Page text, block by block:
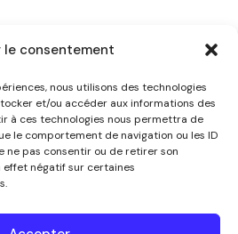
le consentement
nous utilisons des technologies
et/ou accéder aux informations des
à ces technologies nous permettra de
le comportement de navigation ou les ID
ne pas consentir ou de retirer son
négatif sur certaines
international